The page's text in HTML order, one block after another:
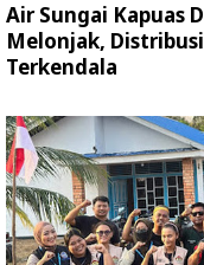
Air Sungai Kapuas
Melonjak,
Terkendala